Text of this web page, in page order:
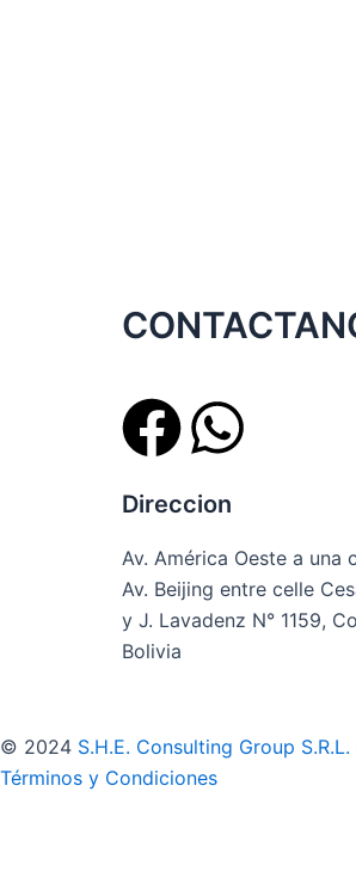
F
a
c
e
b
o
o
W
h
a
t
a
p
Direccion
Av. América Oeste a una
Av. Beijing entre celle
y J. Lavadenz N° 1159,
Bolivia
© 2024 S.H.E. Consulting Group S.R.L.
Términos y Condiciones